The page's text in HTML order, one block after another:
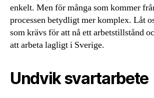
enkelt. Men för många som kommer
processen betydligt mer komplex. Låt
som krävs för att nå ett arbetstillstånd
att arbeta lagligt i Sverige.
Undvik svartarbete